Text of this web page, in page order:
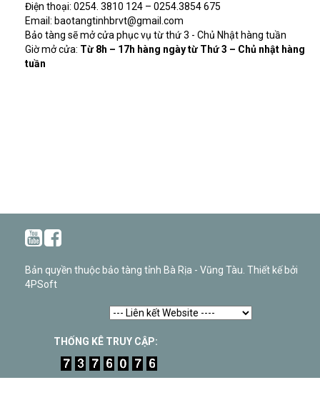
Điện thoại: 0254. 3810 124 – 0254.3854 675
Email: baotangtinhbrvt@gmail.com
Bảo tàng sẽ mở cửa phục vụ từ thứ 3 - Chủ Nhật hàng tuần
Giờ mở cửa: Từ 8h – 17h hàng ngày từ Thứ 3 – Chủ nhật hàng
tuần
Bản quyền thuộc bảo tàng tỉnh Bà Rịa - Vũng Tàu. Thiết kế bởi
4PSoft
THỐNG KÊ TRUY CẬP: